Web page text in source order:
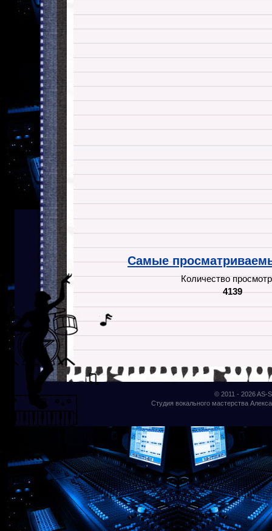
Самые
Количество
4139
© 2011 - 2026AS-
Студия вокального мастерства